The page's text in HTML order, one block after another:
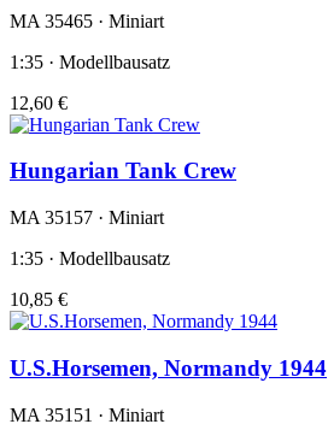
MA 35465 · Miniart
1:35 · Modellbausatz
12,60 €
Hungarian Tank Crew
MA 35157 · Miniart
1:35 · Modellbausatz
10,85 €
U.S.Horsemen, Normandy 1944
MA 35151 · Miniart